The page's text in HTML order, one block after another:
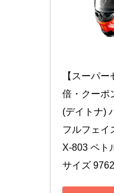
【スーパ
倍・クーポ
(デイトナ)
フルフェイ
X-803 ペト
サイズ